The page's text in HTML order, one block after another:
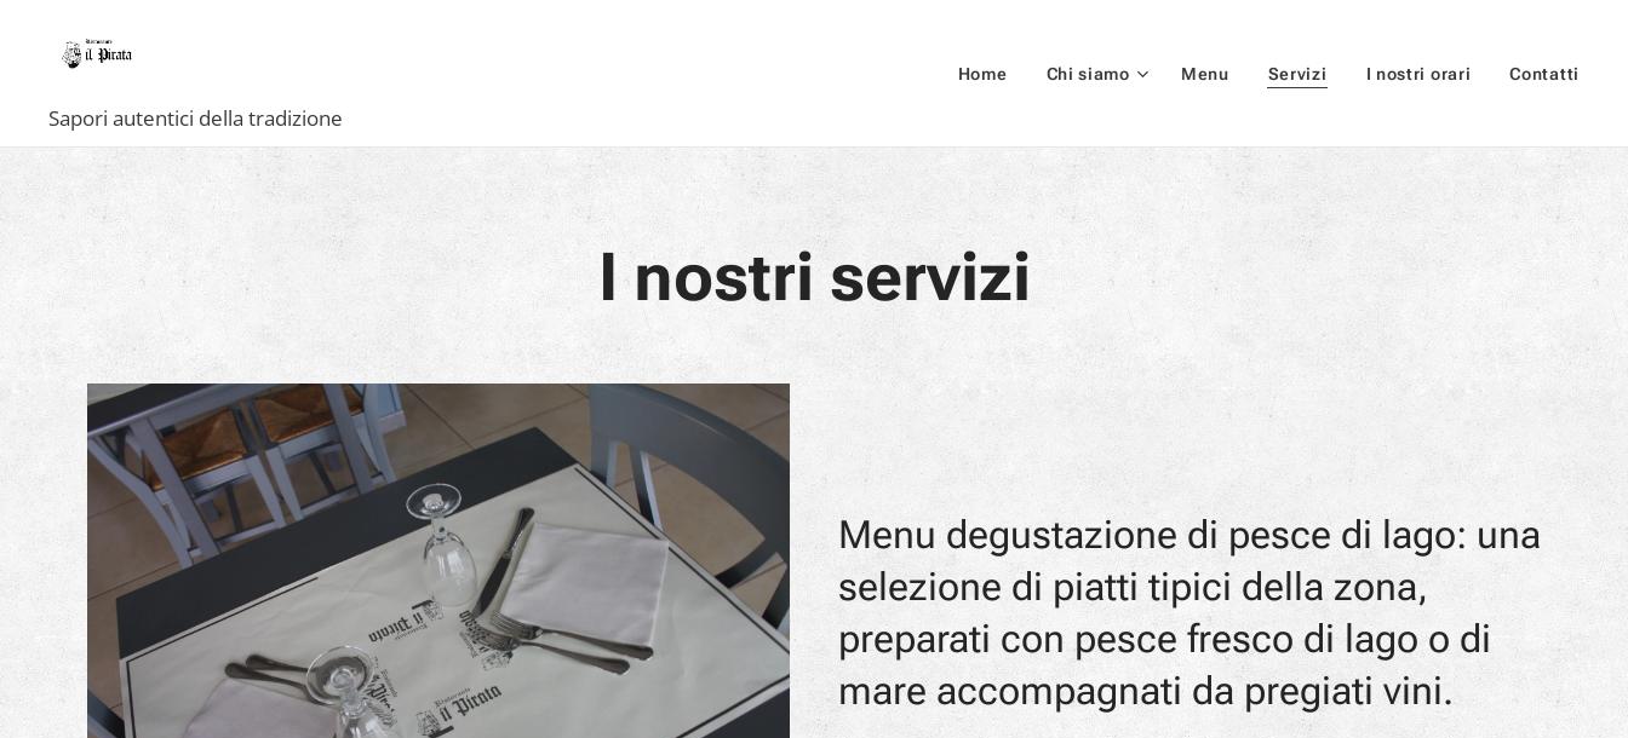
Sapori autentici della tradizione
Home Chi siamo Menu Servizi I nostri orari Contatti
I nostri servizi
Menu degustazione di pesce di lago: una
selezione di piatti tipici della zona,
preparati con pesce fresco di lago o di
mare accompagnati da pregiati vini.